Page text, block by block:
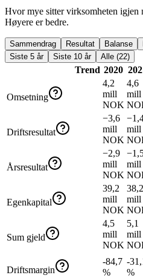
Hvor mye sitter virksomheten igjen
Høyere er bedre.
Sammendrag Resultat Balanse
Siste 5 år
Siste 10 år Alle (22)
Trend 2020
Omsetning
4,2
mill
NOK
4,6
mill
Driftsresultat
−3,6
mill
NOK
mill
Årsresultat
−2,9
mill
NOK
mill
Egenkapital
39,2
mill
NOK
38,2
mill
Sum gjeld
4,5
mill
NOK
5,1
mill
Driftsmargin
-84,7
%
-
%